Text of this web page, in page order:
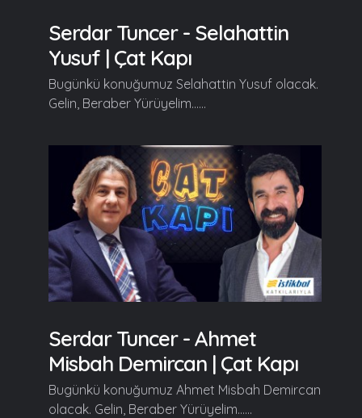
Serdar Tuncer - Selahattin
Yusuf | Çat Kapı
Bugünkü konuğumuz Selahattin Yusuf olacak.
Gelin, Beraber Yürüyelim......
Serdar Tuncer - Ahmet
Misbah Demircan | Çat Kapı
Bugünkü konuğumuz Ahmet Misbah Demircan
olacak. Gelin, Beraber Yürüyelim......